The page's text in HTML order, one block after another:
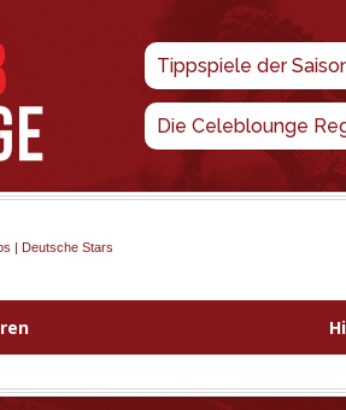
Tippspiele der
Die Celeblounge
| Deutsche Stars